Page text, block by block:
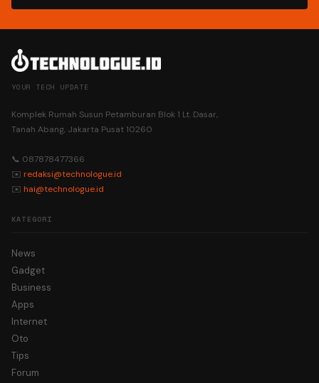
YOUR TECH UPDATE
Komplek Rumah Susun Petamburan Blok 1 Lt. Dasar,
Tanah Abang, Jakarta Pusat 10260
📞 087878477366
✉️ redaksi@technologue.id
✉️ hai@technologue.id
KATEGORI
News
Gadget
Business
Apps
Internet
Oto
Tips
Forum